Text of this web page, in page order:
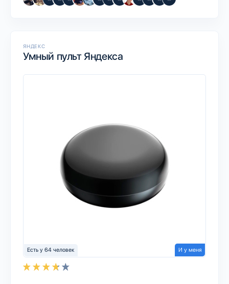
ЯНДЕКС
Умный пульт Яндекса
Есть у 64 человек И у меня